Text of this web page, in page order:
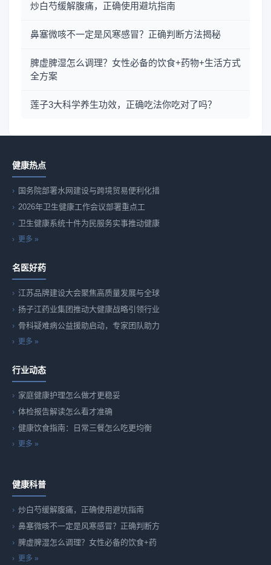
炒白芍缓解腹痛，正确使用避坑指南
鼻塞微咳不一定是风寒感冒？正确判断方法揭秘
脾虚脾湿怎么调理？女性必备的饮食+药物+生活方式
全方案
莲子3大科学养生功效，正确吃法你吃对了吗？
健康热点
国务院部署水网建设与跨境贸易便利化措
2026年卫生健康工作会议部署重点工
卫生健康系统十件为民服务实事推动健康
更多 »
名医好药
江苏品牌建设大会聚焦高质量发展与全球
扬子江药业集团推动大健康战略引领行业
骨科疑难病公益援助启动，专家团队助力
更多 »
行业动态
家庭健康护理怎么做才更稳妥
体检报告解读怎么看才准确
健康饮食指南：日常三餐怎么吃更均衡
更多 »
健康科普
炒白芍缓解腹痛，正确使用避坑指南
鼻塞微咳不一定是风寒感冒？正确判断方
脾虚脾湿怎么调理？女性必备的饮食+药
更多 »